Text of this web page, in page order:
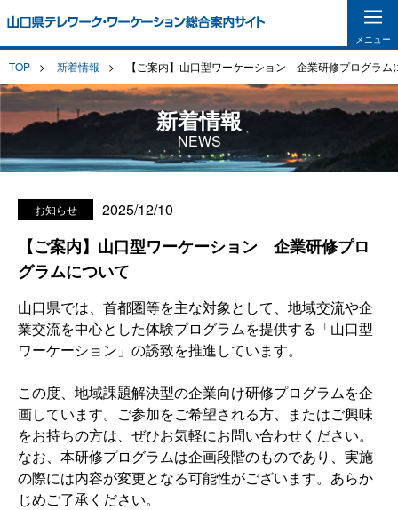
メニュー
TOP 新着情報 【ご案内】山口型ワーケーション 企業研修プログラム
新着情報
NEWS
お知らせ 2025/12/10
【ご案内】山口型ワーケーション 企業研修プロ
グラムについて
山口県では、首都圏等を主な対象として、地域交流や企
業交流を中心とした体験プログラムを提供する「山口型
ワーケーション」の誘致を推進しています。
この度、地域課題解決型の企業向け研修プログラムを企
画しています。ご参加をご希望される方、またはご興味
をお持ちの方は、ぜひお気軽にお問い合わせください。
なお、本研修プログラムは企画段階のものであり、実施
の際には内容が変更となる可能性がございます。あらか
じめご了承ください。